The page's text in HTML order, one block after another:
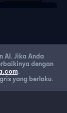
AI. Jika Anda
dengan
.
yang berlaku.